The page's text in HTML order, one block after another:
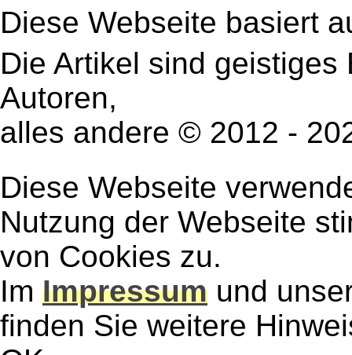
Diese Webseite basiert
Die Artikel sind
Autoren,
alles andere © 2012 -
Diese Webseite
Nutzung der Webseite
von Cookies zu.
Im Impressum und
finden Sie weitere